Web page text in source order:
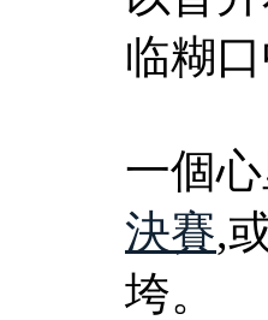
临糊
一個
決賽,
垮。